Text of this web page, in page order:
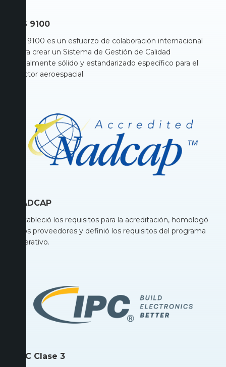
AS 9100
AS 9100 es un esfuerzo de colaboración internacional
para crear un Sistema de Gestión de Calidad
totalmente sólido y estandarizado específico para el
sector aeroespacial.
NADCAP
Estableció los requisitos para la acreditación, homologó
a los proveedores y definió los requisitos del programa
operativo.
IPC Clase 3